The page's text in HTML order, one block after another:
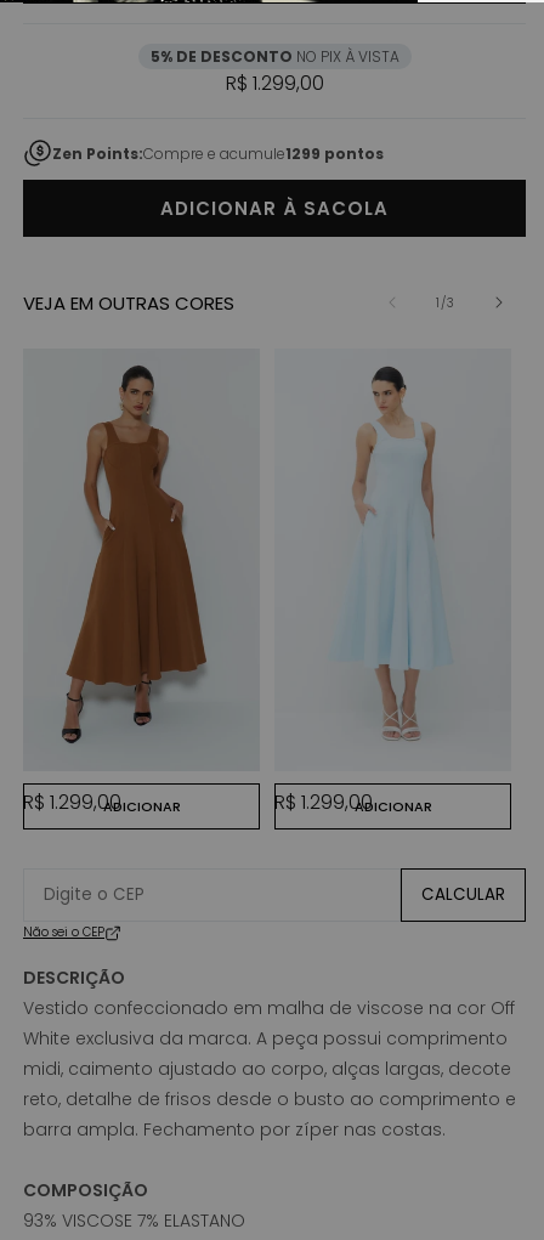
5% DE DESCONTO NO PIX À VISTA
Preço normal
R$ 1.299,00
Zen Points:Compre e acumule1299 pontos
ADICIONAR À SACOLA
VEJA EM OUTRAS CORES 1 /de
3
MARROM CHOCOLATE
Preço normal
R$ 1.299,00ADICIONAR AZUL POLAR
Preço normal
R$ 1.299,00ADICIONAR
CALCULAR
Não sei o CEP
DESCRIÇÃO
Vestido confeccionado em malha de viscose na cor Off
White exclusiva da marca. A peça possui comprimento
midi, caimento ajustado ao corpo, alças largas, decote
reto, detalhe de frisos desde o busto ao comprimento e
barra ampla. Fechamento por zíper nas costas.
COMPOSIÇÃO
93% VISCOSE 7% ELASTANO